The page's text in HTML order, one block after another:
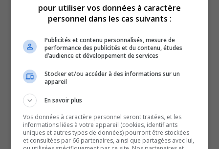
harcèlement au travail, l’ex-
mairesse de Macamic, Lina
Lafrenière, en a eu assez.
Elle n’était pas la seule à devoir faire face à un climat
toxique, puisque la conseillère municipale Laurie Soûlard
a elle aussi décidé de mettre une croix sur sa carrière
politique.
À Val-d’Or et à Rouyn-Noranda, l’ambiance au sein du
pour utiliser vos données à caractère
personnel dans les cas suivants :
Publicités et contenu personnalisés, mesure de
performance des publicités et du contenu, études
d’audience et développement de services
Stocker et/ou accéder à des informations sur un
appareil
En savoir plus
Vos données à caractère personnel seront traitées, et les
informations liées à votre appareil (cookies, identifiants
uniques et autres types de données) pourront être stockées
et consultées par 66 partenaires, ainsi que partagées avec lui,